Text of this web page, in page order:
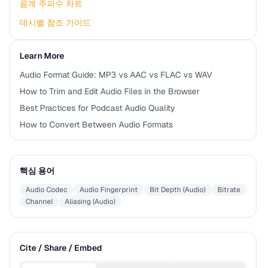
음계 주파수 차트
데시벨 참조 가이드
Learn More
Audio Format Guide: MP3 vs AAC vs FLAC vs WAV
How to Trim and Edit Audio Files in the Browser
Best Practices for Podcast Audio Quality
How to Convert Between Audio Formats
핵심 용어
Audio Codec Audio Fingerprint Bit Depth (Audio)
Bitrate
Channel
Aliasing (Audio)
Cite / Share / Embed